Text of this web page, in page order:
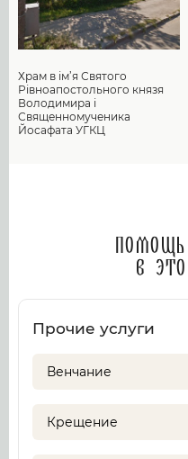
Храм в ім’я Святого
Рівноапостольного князя
Володимира і
Священномученика
Йосафата УГКЦ
в
Прочие услуги
Венчание
Крещение